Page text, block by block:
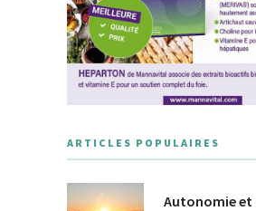
ARTICLES POPULAIRES
Autonomie et